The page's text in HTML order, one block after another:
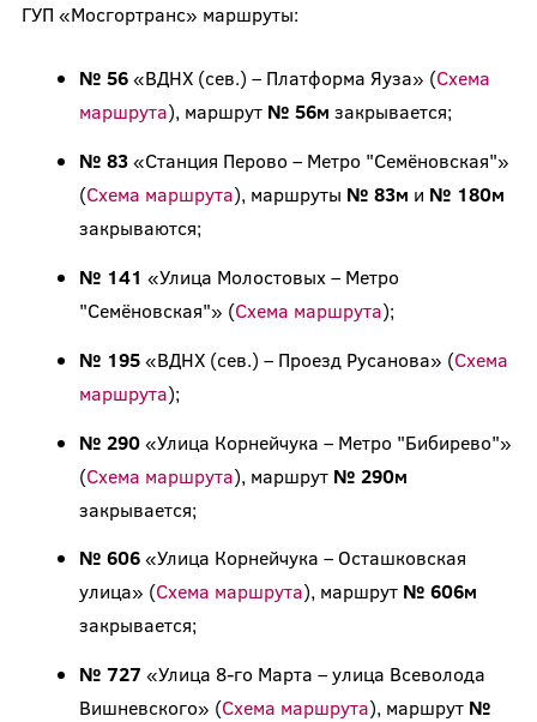
ГУП «Мосгортранс» маршруты:
№ 56«ВДНХ (сев.) – Платформа Яуза» (Схема
маршрута), маршрут № 56м закрывается;
№ 83«Станция Перово – Метро "Семёновская"»
(Схема маршрута), маршруты № 83м и № 180м
закрываются;
№ 141 «Улица Молостовых – Метро
"Семёновская"» (Схема маршрута);
№ 195«ВДНХ (сев.) – Проезд Русанова» (Схема
маршрута);
№ 290«Улица Корнейчука – Метро "Бибирево"»
(Схема маршрута), маршрут № 290м
закрывается;
№ 606«Улица Корнейчука – Осташковская
улица» (Схема маршрута), маршрут № 606м
закрывается;
№ 727 «Улица 8-го Марта – улица Всеволода
Вишневского» (Схема маршрута), маршрут №